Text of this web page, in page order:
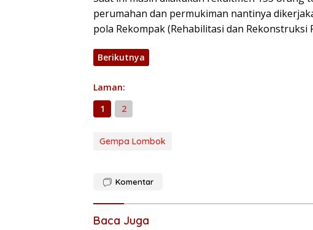
perumahan dan permukiman nantinya
pola Rekompak (Rehabilitasi dan
Berikutnya
Laman:
1
2
Gempa Lombok
Komentar
Baca Juga